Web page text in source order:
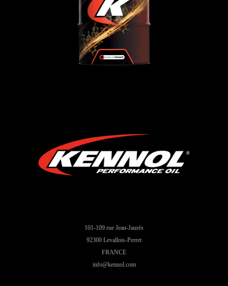
, Huiles de transmission
101-109 rue Jean-Jaurès
92300 Levallois-Perret
FRANCE
info@kennol.com